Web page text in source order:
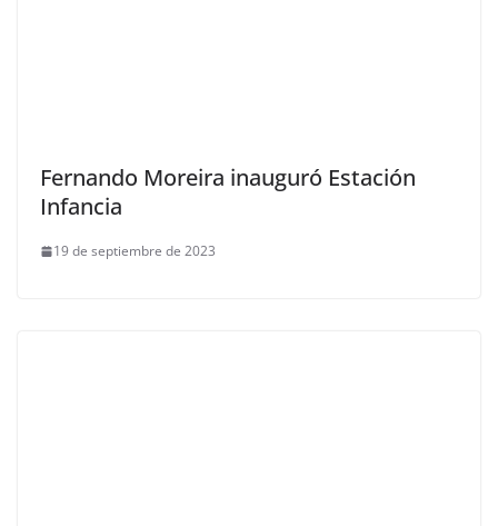
Fernando Moreira inauguró Estación
Infancia
19 de septiembre de 2023